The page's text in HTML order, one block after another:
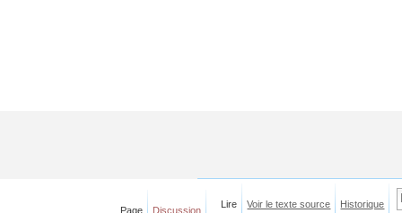
Page Discussion
Lire Voir le texte source Historique